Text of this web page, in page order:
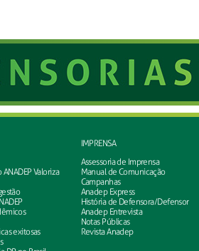
Valoriza
exitosas
IMPRENSA
Assessoria de Imprensa
Manual de Comunicação
Campanhas
Anadep Express
História de Defensora/Defensor
Anadep Entrevista
Notas Públicas
Revista Anadep